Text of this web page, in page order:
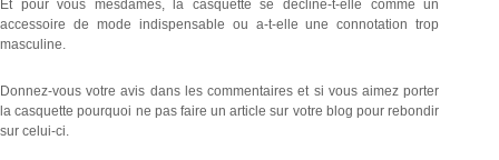
Et pour vous mesdames, la casquette se décline-t-elle comme un
accessoire de mode indispensable ou a-t-elle une connotation trop
masculine.
Donnez-vous votre avis dans les commentaires et si vous aimez porter
la casquette pourquoi ne pas faire un article sur votre blog pour rebondir
sur celui-ci.